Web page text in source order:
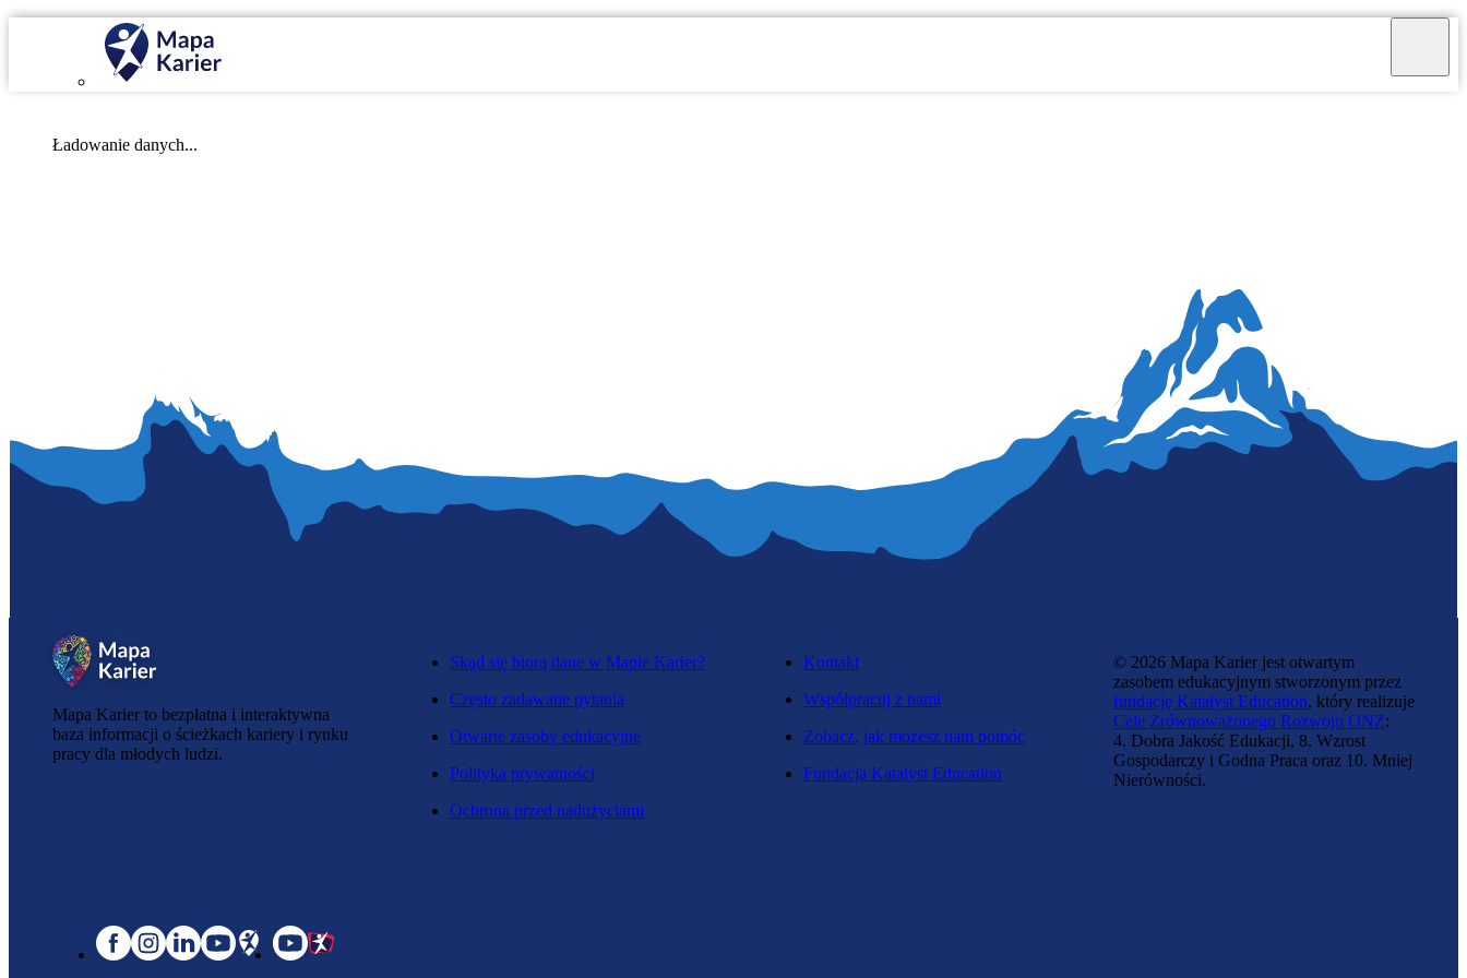
Ładowanie danych...
Mapa Karier to bezpłatna i interaktywna
baza informacji o ścieżkach kariery i rynku
pracy dla młodych ludzi.
Skąd się biorą dane w Mapie Karier?
Często zadawane pytania
Otwarte zasoby edukacyjne
Polityka prywatności
Ochrona przed nadużyciami
Kontakt
Współpracuj z nami
Zobacz, jak możesz nam pomóc
Fundacja Katalyst Education
© 2026 Mapa Karier jest otwartym
zasobem edukacyjnym stworzonym przez
fundację Katalyst Education, który realizuje
Cele Zrównoważonego Rozwoju ONZ:
4. Dobra Jakość Edukacji, 8. Wzrost
Gospodarczy i Godna Praca oraz 10. Mniej
Nierówności.